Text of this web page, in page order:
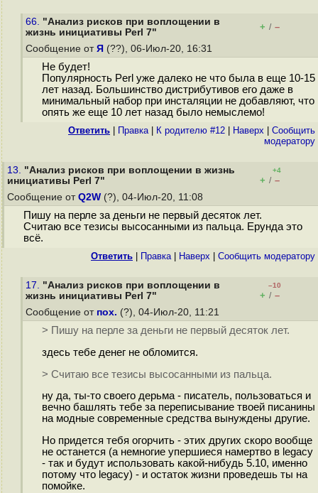
66. "Анализ рисков при воплощении в
жизнь инициативы Perl 7"
+ / –
Сообщение от Я (??), 06-Июл-20, 16:31
Не будет!
Популярность Perl уже далеко не что была в еще 10-15
лет назад. Большинство дистрибутивов его даже в
минимальный набор при инсталяции не добавляют, что
опять же еще 10 лет назад было немыслемо!
Ответить Правка| К родителю #12 Наверх
Cообщить
модератору
13. "Анализ рисков при воплощении в жизнь
инициативы Perl 7"
+4
+ / –
Сообщение от Q2W (?), 04-Июл-20, 11:08
Пишу на перле за деньги не первый десяток лет.
Считаю все тезисы высосанными из пальца. Ерунда это
всё.
Ответить Правка| Наверх Cообщить модератору
17. "Анализ рисков при воплощении в
жизнь инициативы Perl 7"
–10
+ / –
Сообщение от пох. (?), 04-Июл-20, 11:21
> Пишу на перле за деньги не первый десяток лет.
здесь тебе денег не обломится.
> Считаю все тезисы высосанными из пальца.
ну да, ты-то своего дерьма - писатель, пользоваться и
вечно башлять тебе за переписывание твоей писанины
на модные современные средства вынуждены другие.
Но придется тебя огорчить - этих других скоро вообще
не останется (а немногие упершиеся намертво в legacy
- так и будут использовать какой-нибудь 5.10, именно
потому что legacy) - и остаток жизни проведешь ты на
помойке.